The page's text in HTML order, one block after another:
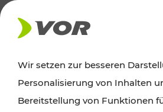
AKTUELLES
News
Wir setzen zur besseren
Personalisierung von Inhalten
Bereitstellung von Funktionen